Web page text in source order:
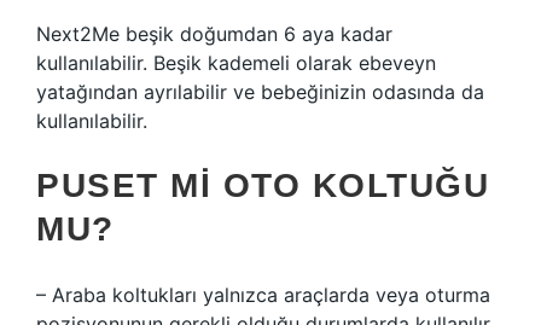
Next2Me beşik doğumdan 6 aya kadar
kullanılabilir. Beşik kademeli olarak ebeveyn
yatağından ayrılabilir ve bebeğinizin odasında da
kullanılabilir.
PUSET MI OTO KOLTUĞU
MU?
– Araba koltukları yalnızca araçlarda veya oturma